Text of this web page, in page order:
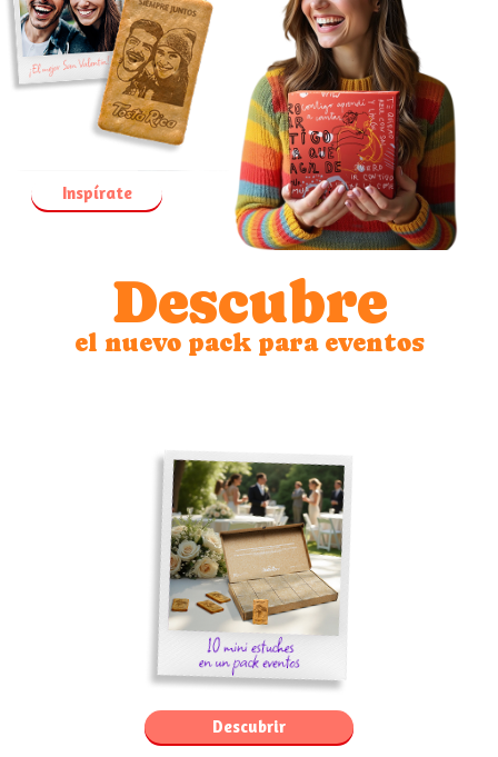
Inspírate
Descubre
el nuevo pack para eventos
Descubrir